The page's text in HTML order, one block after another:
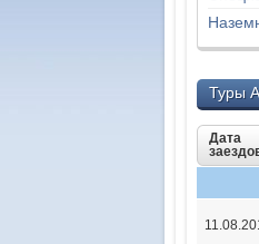
Туры
Дата